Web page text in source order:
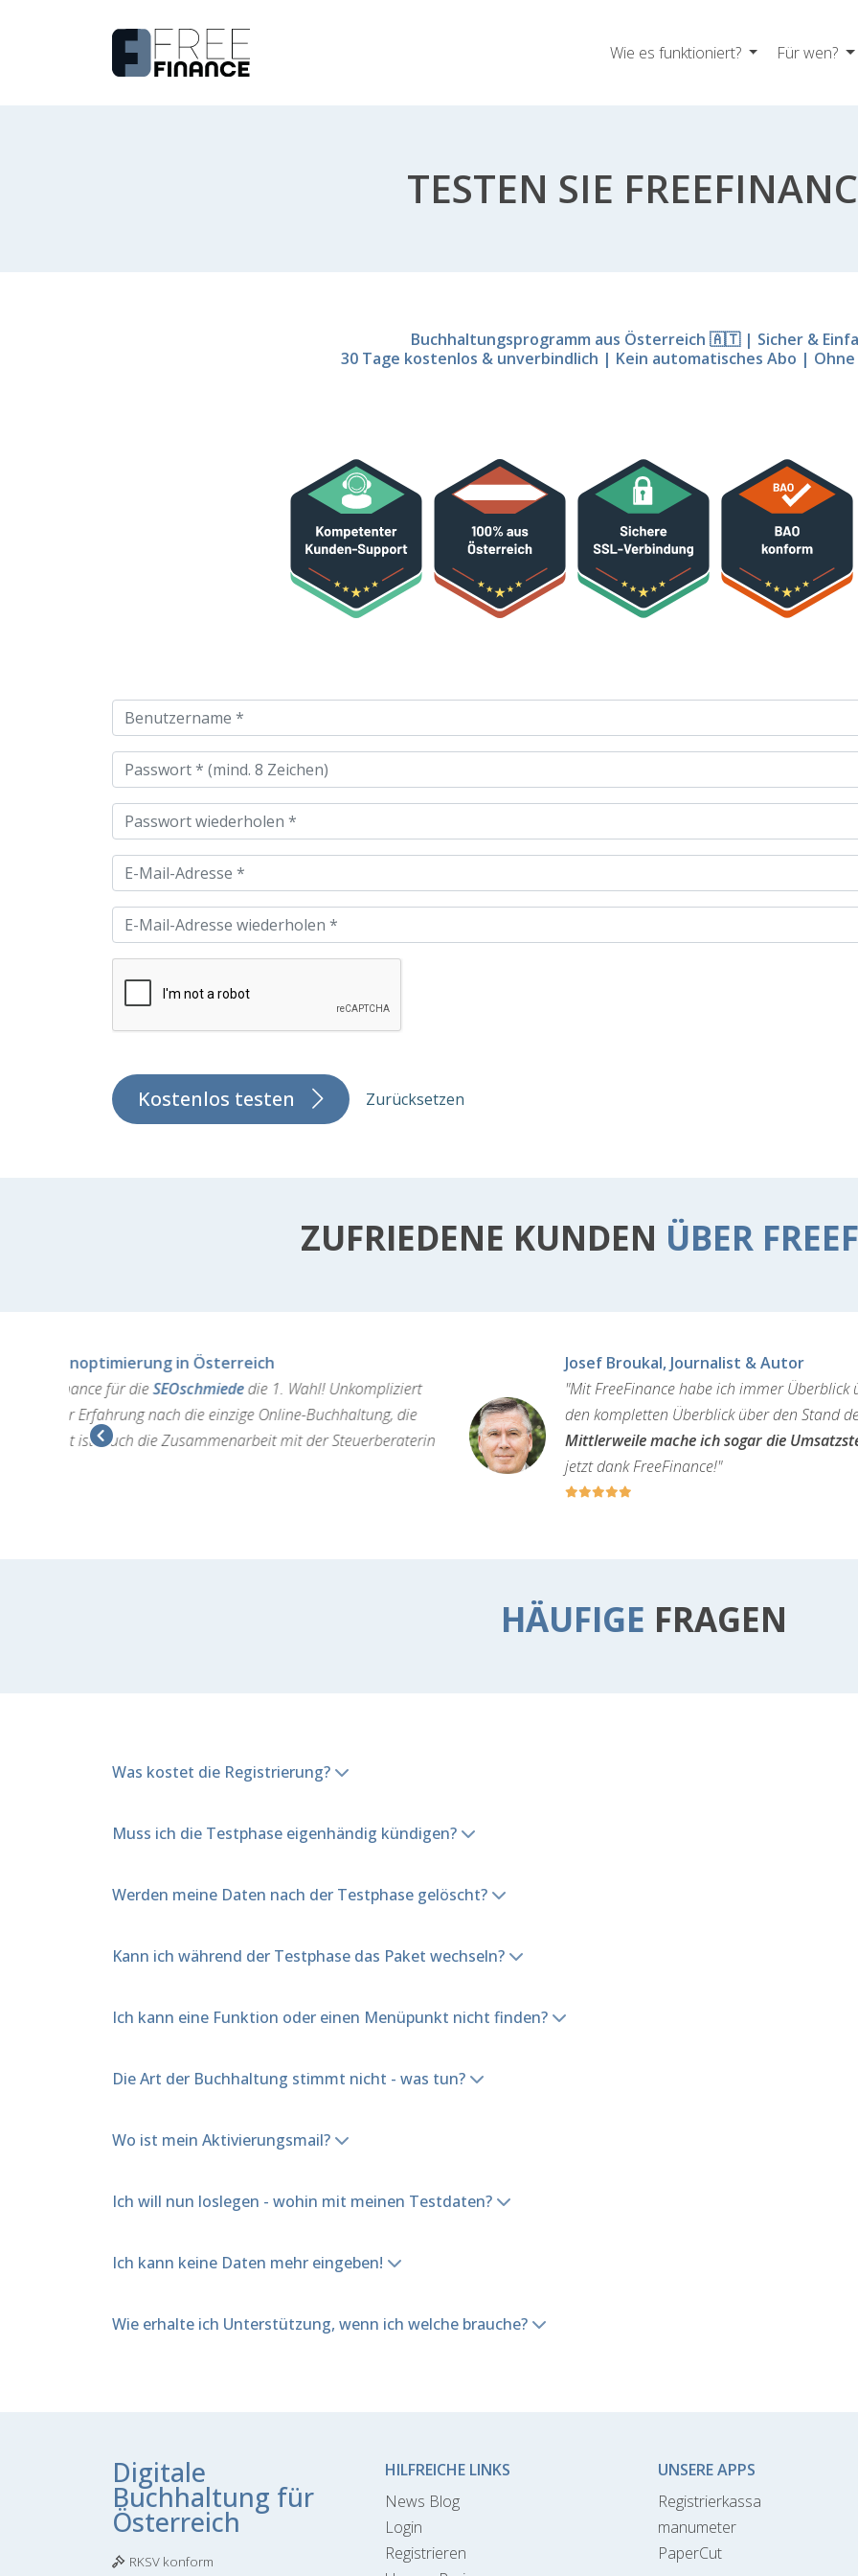
Wie es funktioniert? Für wen?
TESTEN SIE
Buchhaltungsprogramm aus Österreich 🇦🇹 | Sicher &
30 Tage kostenlos & unverbindlich | Kein automatisches Abo |
Kostenlos testen Zurücksetzen
ZUFRIEDENE KUNDEN ÜBER
Josef Broukal, Journalist & Autor
"Mit FreeFinance habe ich immer Überblick über meine Einnahmen und Ausgaben – es
den kompletten Überblick über den Stand der Dinge zu haben – und das Papierchaos
Mittlerweile mache ich sogar die Umsatzsteuervoranmeldung selbst– die bisher
Previous
HÄUFIGE FRAGEN
Was kostet die Registrierung?
Muss ich die Testphase eigenhändig kündigen?
Werden meine Daten nach der Testphase gelöscht?
Kann ich während der Testphase das Paket wechseln?
Ich kann eine Funktion oder einen Menüpunkt nicht finden?
Die Art der Buchhaltung stimmt nicht - was tun?
Wo ist mein Aktivierungsmail?
Ich will nun loslegen - wohin mit meinen Testdaten?
Ich kann keine Daten mehr eingeben!
Wie erhalte ich Unterstützung, wenn ich welche brauche?
Digitale
Buchhaltung für
Österreich
RKSV konform
HILFREICHE LINKS
News Blog
Login
Registrieren
UNSERE APPS
Registrierkassa
manumeter
PaperCut